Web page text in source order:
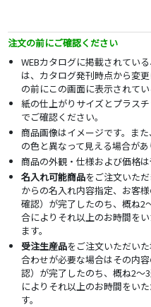
注文の前にご確認ください
WEBカタログに掲載されてい
は、カタログ発刊時点から変
の前にこの画面に表示されて
紙の仕上がりサイズとプラス
でご確認ください。
商品画像はイメージです。ま
の色と異なって見える場合があ
商品の外観・仕様および価格
名入れ可能商品をご注文いた
からの名入れ内容指定、お客
確認）が完了したのち、概ね2
合によりそれ以上のお時間を
ます。
受注生産品をご注文いただい
合わせが必要な場合はその内
認）が完了したのち、概ね2～
によりそれ以上のお時間をい
す。